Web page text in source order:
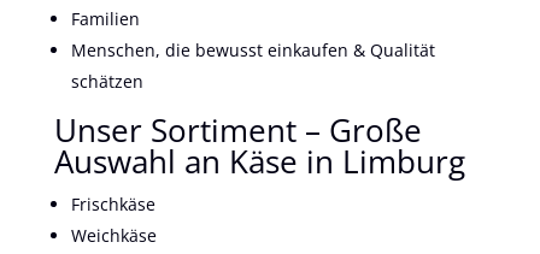
Familien
Menschen, die bewusst einkaufen & Qualität
schätzen
Unser Sortiment – Große
Auswahl an Käse in Limburg
Frischkäse
Weichkäse